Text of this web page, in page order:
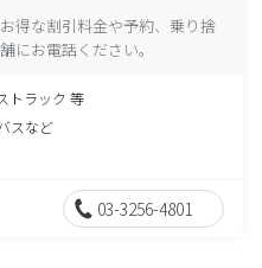
得な割引料金や予約、乗り捨
にお電話ください。
トラック 等
スなど
03-3256-4801